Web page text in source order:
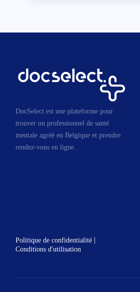
DocSelect est une plateforme pour
trouver un professionnel de santé
mentale agréé en Belgique et prendre
rendez-vous en ligne.
Politique de confidentialité |
Conditions d'utilisation